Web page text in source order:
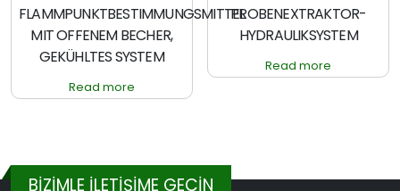
FLAMMPUNKTBESTIMMUNGSMITTEL
MIT OFFENEM BECHER,
GEKÜHLTES SYSTEM
Read more
PROBENEXTRAKTOR-
HYDRAULIKSYSTEM
Read more
BİZİMLE İLETİŞİME GEÇİN